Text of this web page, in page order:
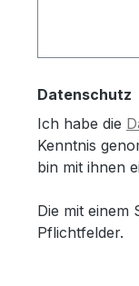
Datenschutz
Ich habe die
Kenntnis
bin mit ihnen
Die mit einem
Pflichtfelder.